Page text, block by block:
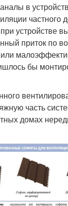
в
частного
устройстве
приток по
бы
часть
домах